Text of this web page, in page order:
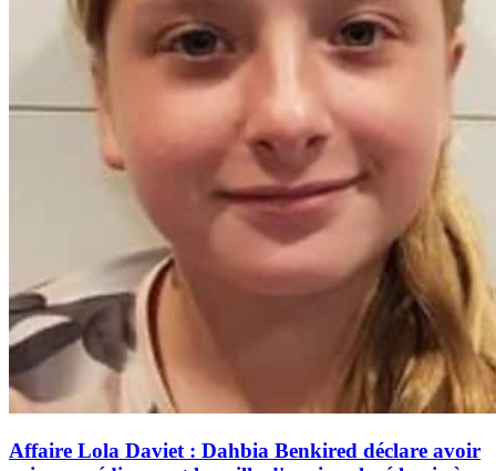
Affaire Lola Daviet : Dahbia Benkired déclare avoir